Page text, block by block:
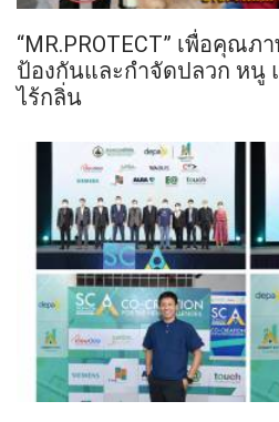
“MR.PROTECT” เพื่อคุณ
ป้องกันและกำจัดปลวก หนู
ไร้กลิ่น